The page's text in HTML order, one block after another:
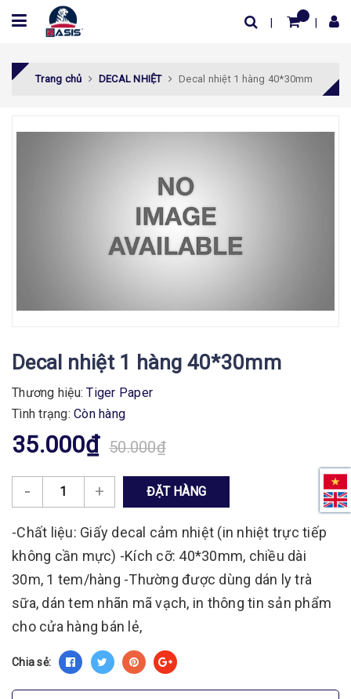
Trang chủ DECAL NHIỆT Decal nhiệt 1 hàng 40*30mm
Decal nhiệt 1 hàng 40*30mm
Thương hiệu: Tiger Paper
Tình trạng: Còn hàng
35.000₫ 50.000₫
- + ĐẶT HÀNG
-Chất liệu: Giấy decal cảm nhiệt (in nhiệt trực tiếp
không cần mực) -Kích cỡ: 40*30mm, chiều dài
30m, 1 tem/hàng -Thường được dùng dán ly trà
sữa, dán tem nhãn mã vạch, in thông tin sản phẩm
cho cửa hàng bán lẻ,
Chia sẻ: